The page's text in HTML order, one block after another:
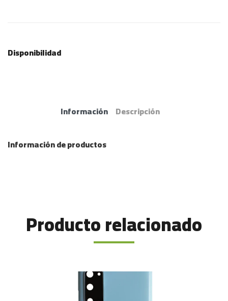
Disponibilidad
Información Descripción
Información de productos
Producto relacionado